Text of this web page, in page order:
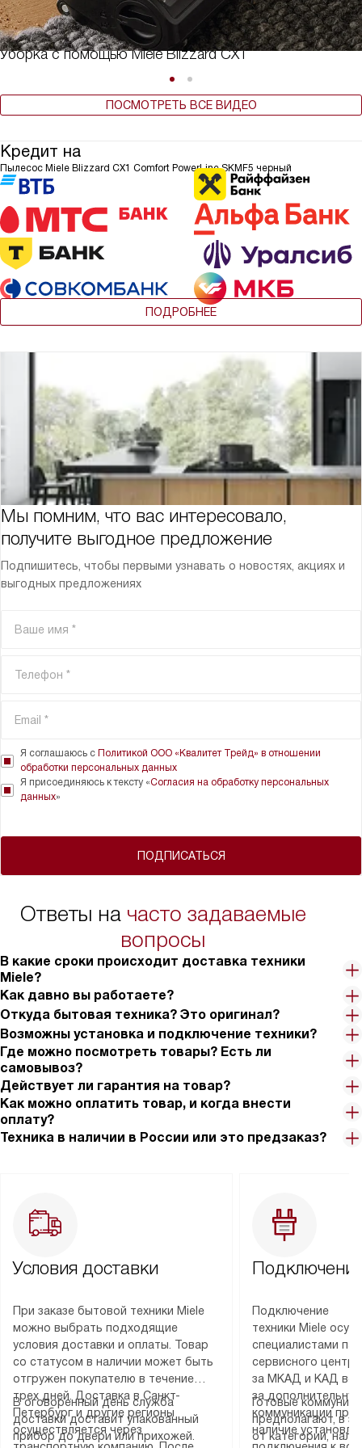
Уборка с помощью Miele Blizzard CX1
ПОСМОТРЕТЬ ВСЕ ВИДЕО
Кредит на
Пылесос Miele Blizzard CX1 Comfort PowerLine SKMF5 черный
ПОДРОБНЕЕ
Мы помним, что вас интересовало,
получите выгодное предложение
Подпишитесь, чтобы первыми узнавать о новостях, акциях и
выгодных предложениях
ПОДПИСАТЬСЯ
Я соглашаюсь с Политикой ООО «Квалитет Трейд» в отношении
обработки персональных данных
Я присоединяюсь к тексту «Согласия на обработку персональных
данных»
Ответы на часто задаваемые
вопросы
В какие сроки происходит доставка техники
Miele?
Как давно вы работаете?
Откуда бытовая техника? Это оригинал?
Возможны установка и подключение техники?
Где можно посмотреть товары? Есть ли
самовывоз?
Действует ли гарантия на товар?
Как можно оплатить товар, и когда внести
оплату?
Техника в наличии в России или это предзаказ?
Условия доставки
При заказе бытовой техники Miele
можно выбрать подходящие
условия доставки и оплаты. Товар
со статусом в наличии может быть
отгружен покупателю в течение
трех дней. Доставка в Санкт-
Петербург и другие регионы
осуществляется через
В оговоренный день служба
доставки доставит упакованный
прибор до двери или прихожей.
Подключение
техники Miele
специалистами
сервисного
за МКАД и КАД
за
коммуникации
наличие
Готовые
предполагают, в
от категории,